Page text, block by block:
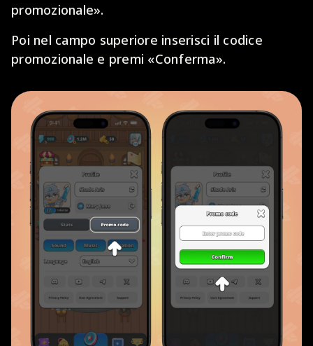
promozionale».
Poi nel campo superiore inserisci il codice
promozionale e premi «Conferma».